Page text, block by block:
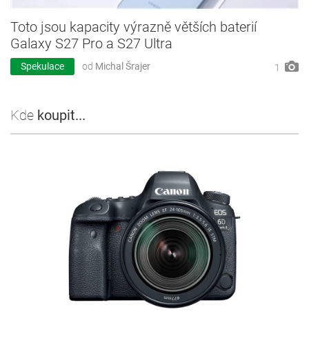
Toto jsou kapacity výrazně větších baterií
Galaxy S27 Pro a S27 Ultra
Spekulace od Michal Šrajer 1
Kde koupit...